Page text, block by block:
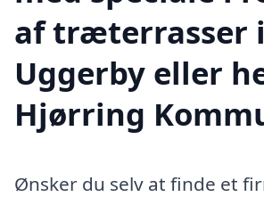
af træterrasser i
Uggerby eller
Hjørring
Ønsker du selv at finde et